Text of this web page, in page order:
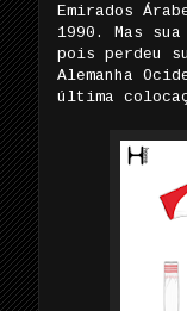
Emirados
1990. Mas
pois perdeu
Alemanha
última